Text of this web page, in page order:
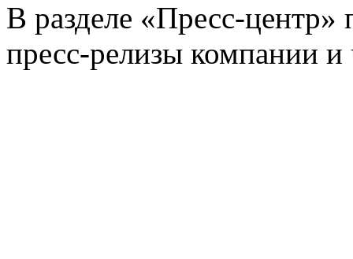
В разделе «Пресс-
пресс-релизы компании и